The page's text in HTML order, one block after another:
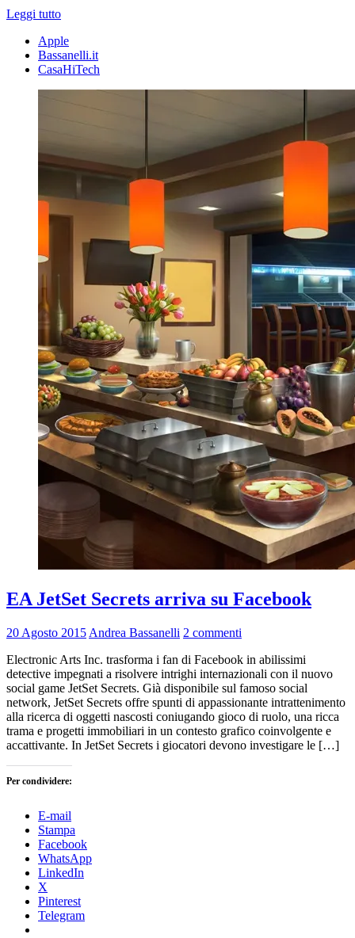
Leggi tutto
Apple
Bassanelli.it
CasaHiTech
EA JetSet Secrets arriva su Facebook
20 Agosto 2015 Andrea Bassanelli 2 commenti
Electronic Arts Inc. trasforma i fan di Facebook in abilissimi
detective impegnati a risolvere intrighi internazionali con il nuovo
social game JetSet Secrets. Già disponibile sul famoso social
network, JetSet Secrets offre spunti di appassionante intrattenimento
alla ricerca di oggetti nascosti coniugando gioco di ruolo, una ricca
trama e progetti immobiliari in un contesto grafico coinvolgente e
accattivante. In JetSet Secrets i giocatori devono investigare le […]
Per condividere:
E-mail
Stampa
Facebook
WhatsApp
LinkedIn
X
Pinterest
Telegram